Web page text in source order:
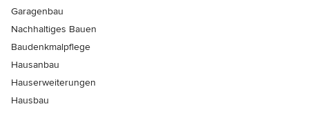
Garagenbau
Nachhaltiges Bauen
Baudenkmalpflege
Hausanbau
Hauserweiterungen
Hausbau